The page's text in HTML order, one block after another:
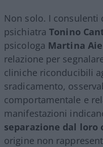
Non solo. I consulenti
psichiatra Tonino
psicologa Martina
relazione per
cliniche riconducibili
sradicamento,
comportamentale e
manifestazioni
separazione dal
origine non